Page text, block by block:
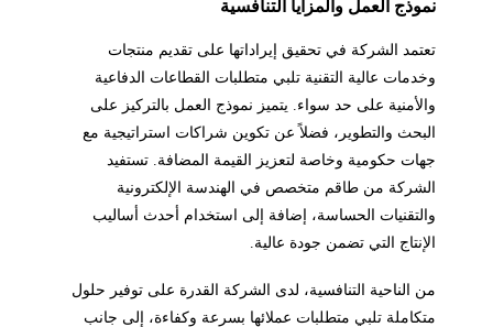
نموذج العمل والمزايا التنافسية
تعتمد الشركة في تحقيق إيراداتها على تقديم منتجات
وخدمات عالية التقنية تلبي متطلبات القطاعات الدفاعية
والأمنية على حد سواء. يتميز نموذج العمل بالتركيز على
البحث والتطوير، فضلاً عن تكوين شراكات استراتيجية مع
جهات حكومية وخاصة لتعزيز القيمة المضافة. تستفيد
الشركة من طاقم متخصص في الهندسة الإلكترونية
والتقنيات الحساسة، إضافة إلى استخدام أحدث أساليب
الإنتاج التي تضمن جودة عالية.
من الناحية التنافسية، لدى الشركة القدرة على توفير حلول
متكاملة تلبي متطلبات عملائها بسرعة وكفاءة، إلى جانب